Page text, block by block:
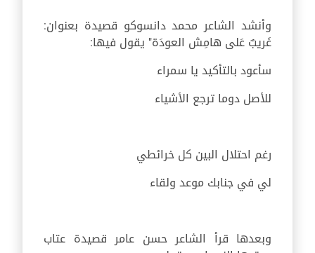
وأنشد الشاعر محمد دانسوكو قصيدة بعنوان:
غَريبٌ عَلى هامِش العودَة" يقول فيها:
سأعود بالتأكيد يا سمراء
للأصل دوما ترجع الأشياء
رغم احتلال البين كل خرائطي
لي في جنابك موعد ولقاء
وبعدها قرأ الشاعر حسن عامر قصيدة عتاب